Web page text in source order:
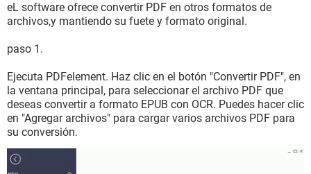
eL software ofrece convertir PDF en otros formatos de
archivos,y mantiendo su fuete y formato original.
paso 1.
Ejecuta PDFelement. Haz clic en el botón "Convertir PDF", en
la ventana principal, para seleccionar el archivo PDF que
deseas convertir a formato EPUB con OCR. Puedes hacer clic
en "Agregar archivos" para cargar varios archivos PDF para
su conversión.